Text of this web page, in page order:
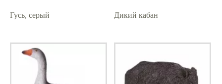
Гусь, серый Дикий кабан